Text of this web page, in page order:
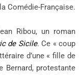
Comédie-Française.
Ribou, un roman
de Sicile. Ce « coup
d’une « fille de
Bernard, protestante